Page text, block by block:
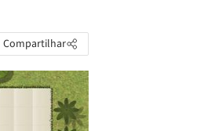
Compartilhar